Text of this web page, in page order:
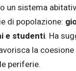
un sistema
di popolazione:
e studenti. Ha
la
periferie.